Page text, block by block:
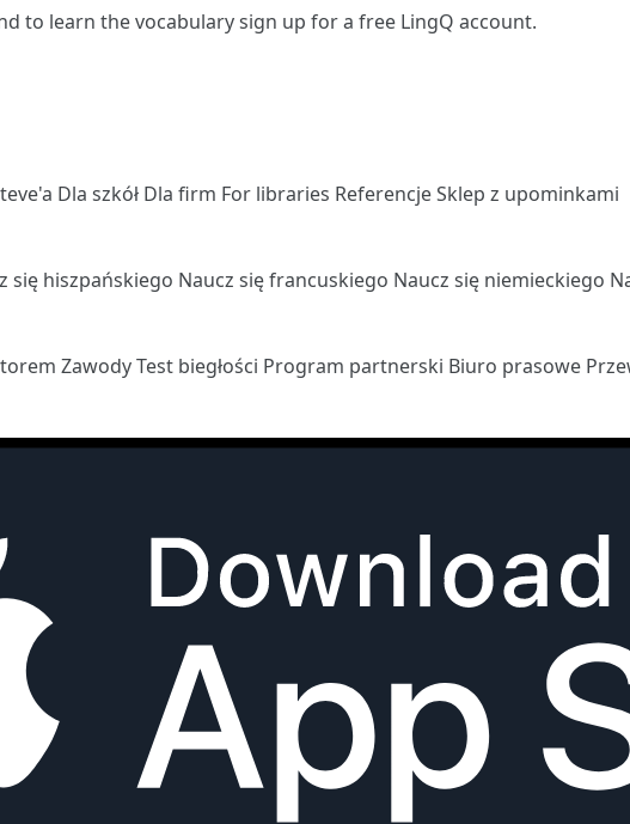
to learn the vocabularysign up for a free LingQ account.
Dla szkół Dla firm For libraries ReferencjeSklep z upominkami
się hiszpańskiego Naucz się francuskiego Naucz się niemieckiego
ZawodyTest biegłości Program partnerski Biuro prasowe